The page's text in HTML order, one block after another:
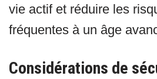
vie actif et réduire les
fréquentes à un âge
Considérations de